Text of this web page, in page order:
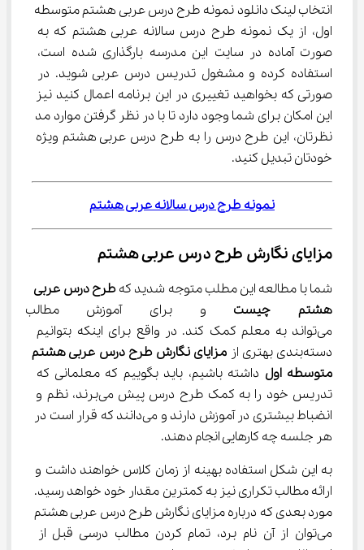
انتخاب لینک دانلود نمونه طرح درس عربی هشتم متوسطه
اول، از یک نمونه طرح درس سالانه عربی هشتم که به
صورت آماده در سایت این مدرسه بارگذاری شده است،
استفاده کرده و مشغول تدریس درس عربی شوید. در
صورتی که بخواهید تغییری در این برنامه اعمال کنید نیز
این امکان برای شما وجود دارد تا با در نظر گرفتن موارد مد
نظرتان، این طرح درس را به طرح درس عربی هشتم ویژه
خودتان تبدیل کنید.
نمونه طرح درس سالانه عربی هشتم
مزایای نگارش طرح درس عربی هشتم
شما با مطالعه این مطلب متوجه شدید که طرح درس عربی
هشتم چیست و برای آموزش مطالب
می‌تواند به معلم کمک کند. در واقع برای اینکه بتوانیم
دسته‌بندی بهتری از
مزایای نگارش طرح درس عربی هشتم
متوسطه اول داشته باشیم، باید بگوییم که معلمانی که
تدریس خود را به کمک طرح درس پیش می‌برند، نظم و
انضباط بیشتری در آموزش دارند و می‌دانند که قرار است در
هر جلسه چه کارهایی انجام دهند.
به این شکل استفاده بهینه از زمان کلاس خواهند داشت و
ارائه مطالب تکراری نیز به کمترین مقدار خود خواهد رسید.
مورد بعدی که درباره مزایای نگارش طرح درس عربی هشتم
می‌توان از آن نام برد، تمام کردن مطالب درسی قبل از